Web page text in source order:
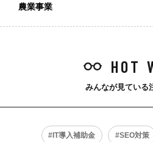
農業事業
HOT
みんなが見ている
IT導入補助金 SEO対策